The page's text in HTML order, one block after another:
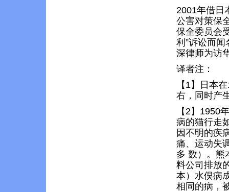
2001年借日
公害对策保
保全委员会
利”诉讼而
深律师为访
译者注：
【1】日本
右，同时产
【2】1950
病的猫行走
因不明的疾
痛、运动失
多 数）。熊
料公司排放
本）水俣病
相同的病，